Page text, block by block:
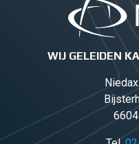
WIJ GELEIDEN